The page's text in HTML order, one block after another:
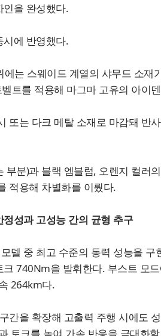
인을 완성했다.
시에 반영했다.
는 스웨이드 계열의 샤무드 소재
트를 적용해 마그마 고유의 아이
또는 다크 메탈 소재로 마감돼 반
부분)과 블랙 엠블럼, 오렌지 컬러
적용해 차별화를 이뤘다.
성과 고성능 간의 균형 추구
델 중 최고 수준의 동력 성능을
740Nm을 발휘한다. 부스트 모
264km다.
간을 확장해 고출력 주행 시에도